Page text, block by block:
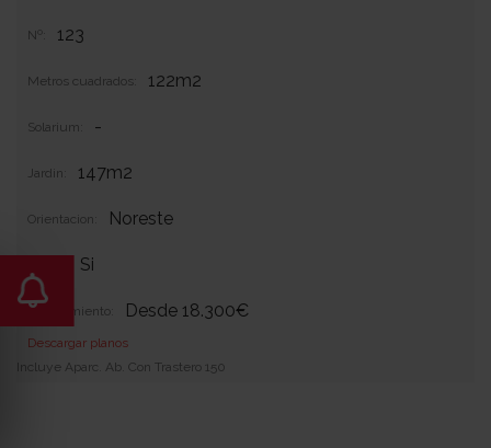
Nº: 123
Metros cuadrados: 122m2
Solarium: -
Jardin: 147m2
Orientacion: Noreste
Si
Equipamiento: Desde 18.300€
Descargar planos
Incluye Aparc. Ab. Con Trastero 150